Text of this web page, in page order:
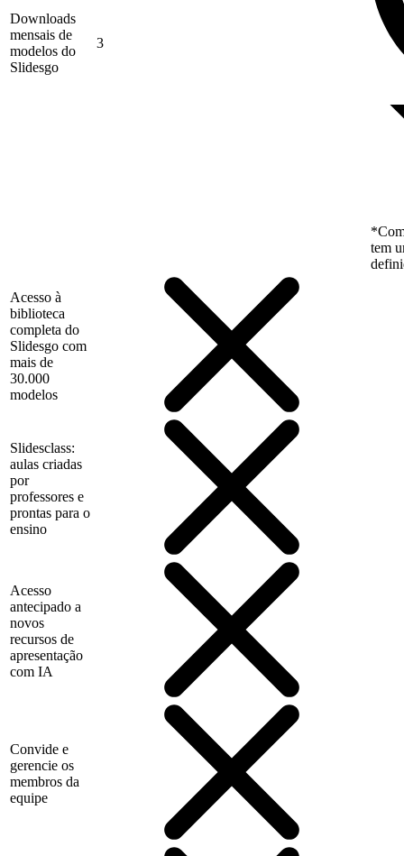
Downloads
mensais de
modelos do
Slidesgo
3
tem
Acesso à
biblioteca
completa do
Slidesgo com
mais de
30.000
modelos
Slidesclass:
aulas criadas
por
professores e
prontas para o
ensino
Acesso
antecipado a
novos
recursos de
apresentação
com IA
Convide e
gerencie os
membros da
equipe